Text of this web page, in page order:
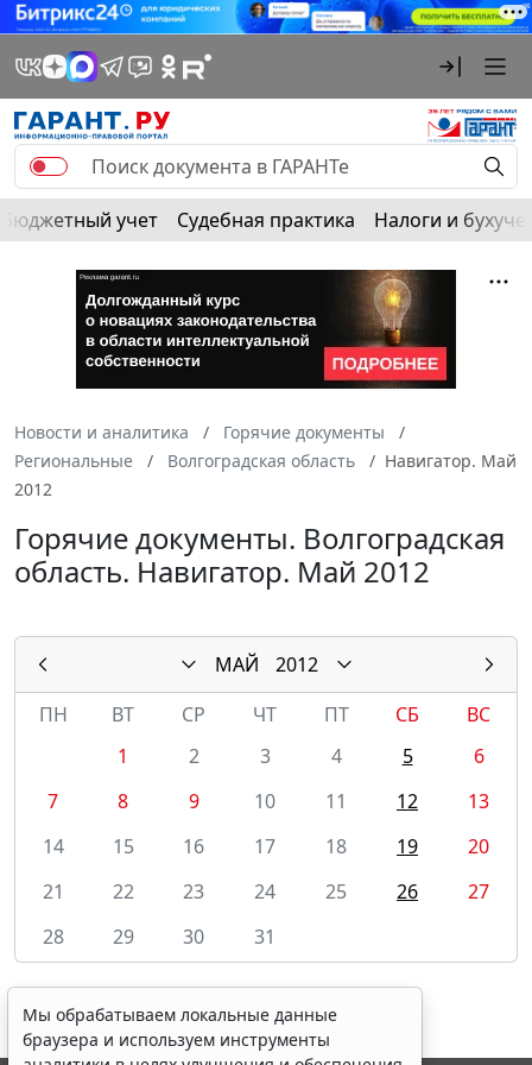
Бюджетный учет Судебная практика Налоги и
Новости и аналитика
Горячие документы
Региональные
Волгоградская область
Навигатор. Май
2012
Горячие документы. Волгоградская
область. Навигатор. Май 2012
МАЙ
2012
ПН
ВТ СР ЧТ ПТ СБ
ВС
1
2 3 4 5
6
7
8 9 10 11 12
13
14
15 16 17 18 19
20
21
22 23 24 25 26
27
28
29 30 31
Мы обрабатываем локальные данные
браузера и используем инструменты